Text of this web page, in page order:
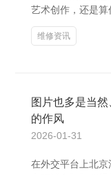
艺术创作，还是
维修资讯
图片也多是当
的作风
2026-01-31
在外交平台上北